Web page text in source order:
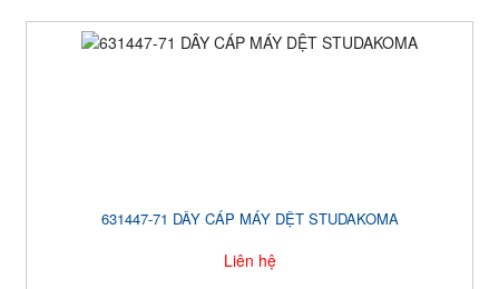
631447-71 DÂY CÁP MÁY DỆT STUDAKOMA
Liên hệ